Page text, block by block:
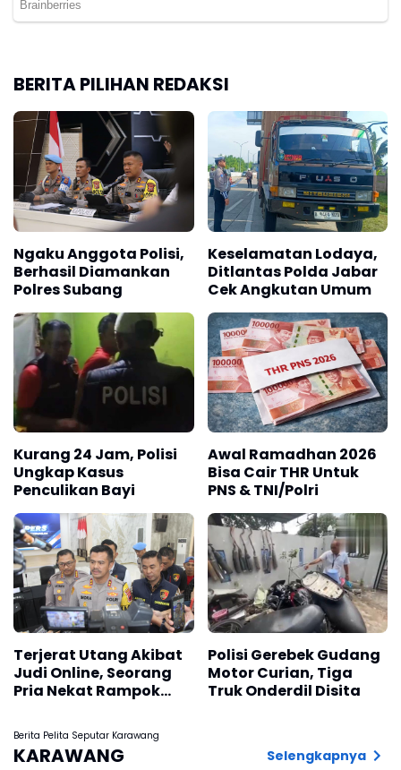
BERITA PILIHAN REDAKSI
Ngaku Anggota Polisi,
Berhasil Diamankan
Polres Subang
Keselamatan Lodaya,
Ditlantas Polda Jabar
Cek Angkutan Umum
Kurang 24 Jam, Polisi
Ungkap Kasus
Penculikan Bayi
Awal Ramadhan 2026
Bisa Cair THR Untuk
PNS & TNI/Polri
Terjerat Utang Akibat
Judi Online, Seorang
Pria Nekat Rampok
Bunuh Anak Kecil
Polisi Gerebek Gudang
Motor Curian, Tiga
Truk Onderdil Disita
Berita Pelita Seputar Karawang
KARAWANG Selengkapnya